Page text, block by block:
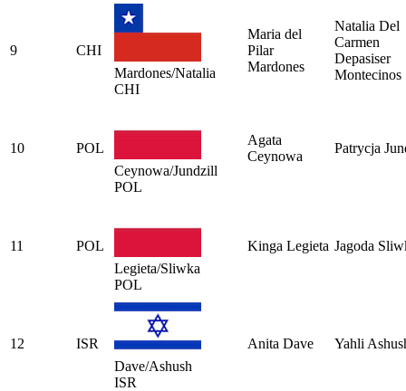
9
CHI
Mardones/Natalia
CHI
Maria del
Pilar
Mardones
Natalia Del
Carmen
Depasiser
Montecinos
10
POL
Ceynowa/Jundzill
POL
Agata
Ceynowa
Patrycja
11
POL
Legieta/Sliwka
POL
Kinga Legieta Jagoda
12
ISR
Dave/Ashush
ISR
Anita Dave Yahli